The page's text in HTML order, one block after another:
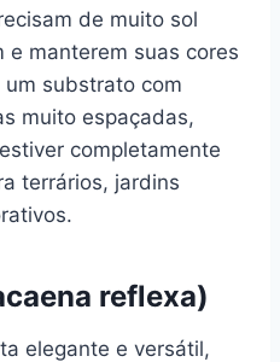
de muito sol
e manterem suas cores
substrato com
muito espaçadas,
completamente
terrários, jardins
reflexa)
elegante e versátil,